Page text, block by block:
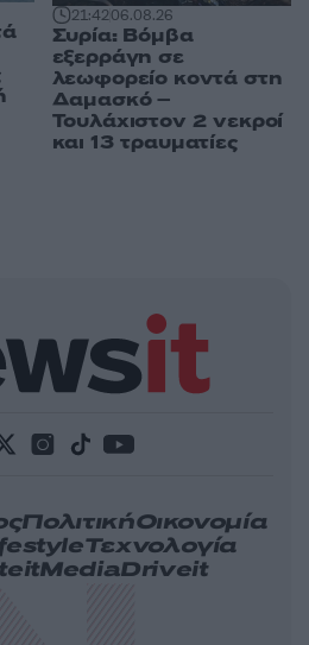
21:4206.08.26
Συρία: Βόμβα
εξερράγη σε
λεωφορείο κοντά στη
Δαμασκό –
Τουλάχιστον 2 νεκροί
και 13 τραυματίες
ΠολιτικήΟικονομία
Τεχνολογία
MediaDriveit